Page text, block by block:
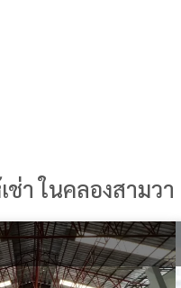
ช่า ในคลองสามวา